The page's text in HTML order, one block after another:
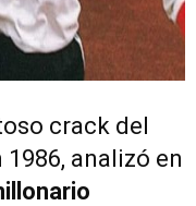
crack del
analizó en